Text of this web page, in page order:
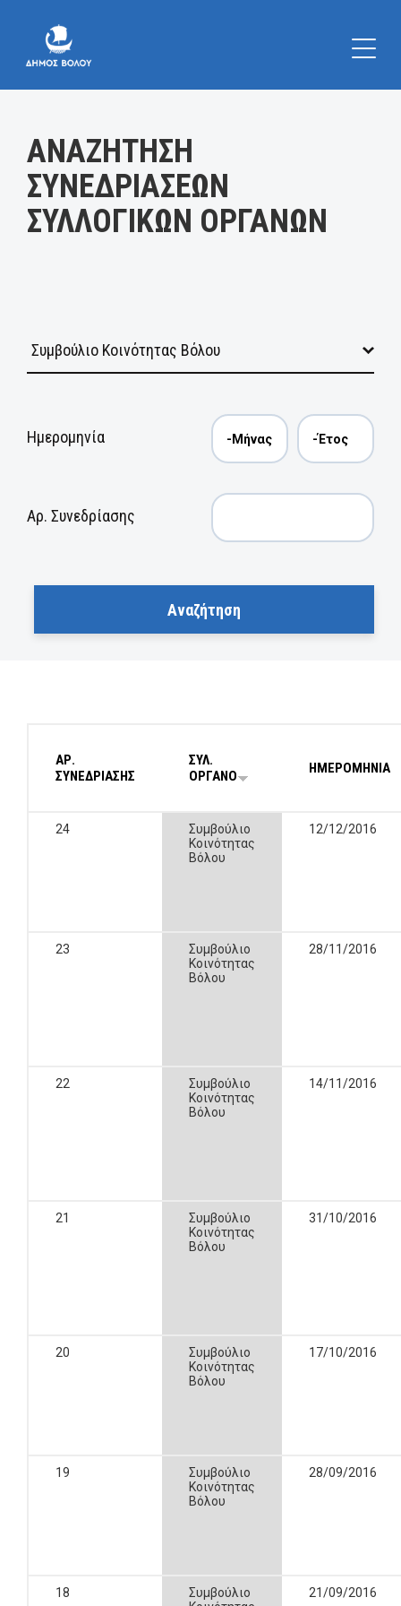
ΑΝΑΖΗΤΗΣΗ
ΣΥΝΕΔΡΙΑΣΕΩΝ
ΣΥΛΛΟΓΙΚΩΝ ΟΡΓΑΝΩΝ
Ημερομηνία
Αρ. Συνεδρίασης
ΑΡ.
ΣΥΝΕΔΡΙΑΣΗΣ
ΣΥΛ.
ΟΡΓΑΝΟ
ΗΜΕΡΟΜΗΝΙΑ
24
Συμβούλιο
Κοινότητας
Βόλου
12/12/2016
23
Συμβούλιο
Κοινότητας
Βόλου
28/11/2016
22
Συμβούλιο
Κοινότητας
Βόλου
14/11/2016
21
Συμβούλιο
Κοινότητας
Βόλου
31/10/2016
20
Συμβούλιο
Κοινότητας
Βόλου
17/10/2016
19
Συμβούλιο
Κοινότητας
Βόλου
28/09/2016
18
Συμβούλιο
21/09/2016